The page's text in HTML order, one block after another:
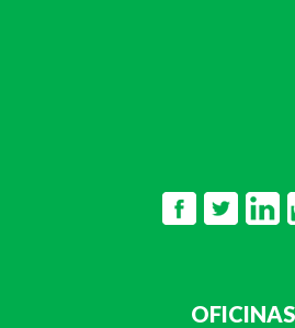
OFICINAS